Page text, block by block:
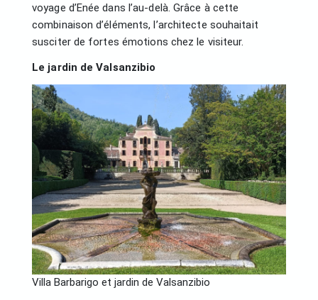
voyage d’Enée dans l’au-delà. Grâce à cette
combinaison d’éléments, l’architecte souhaitait
susciter de fortes émotions chez le visiteur.
Le jardin de Valsanzibio
Villa Barbarigo et jardin de Valsanzibio